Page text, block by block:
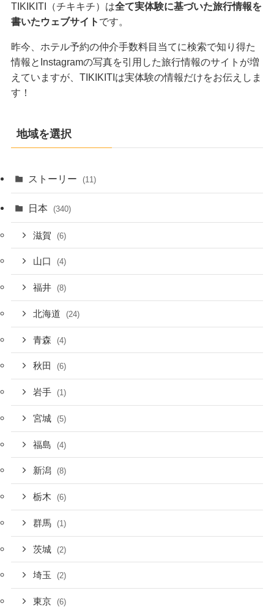
TIKIKITI（チキキチ）は全て実体験に基づいた旅行情報を
書いたウェブサイト です。
昨今、ホテル予約の仲介手数料目当てに検索で知り得た
情報とInstagramの写真を引用した旅行情報のサイトが増
えていますが、TIKIKITIは実体験の情報だけをお伝えしま
す！
地域を選択
ストーリー (11)
日本 (340)
滋賀 (6)
山口 (4)
福井 (8)
北海道 (24)
青森 (4)
秋田 (6)
岩手 (1)
宮城 (5)
福島 (4)
新潟 (8)
栃木 (6)
群馬 (1)
茨城 (2)
埼玉 (2)
東京 (6)